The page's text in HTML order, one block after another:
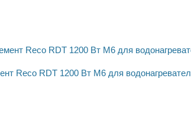
Reco RDT 1200 Вт M6 для